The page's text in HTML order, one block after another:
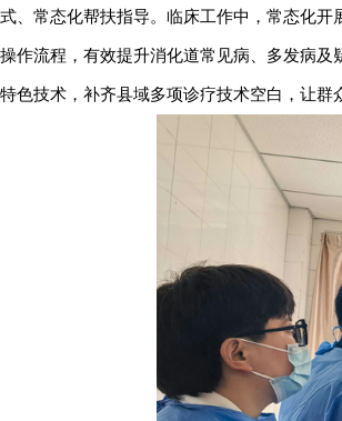
式、常态化帮扶指导。临床工作中，常态化
操作流程，有效提升消化道常见病、多发病
特色技术，补齐县域多项诊疗技术空白，让